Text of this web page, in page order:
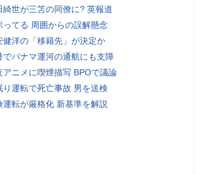
綺世が三笘の同僚に? 英報道
ってる 周囲からの誤解懸念
健洋の「移籍先」が決定か
でパナマ運河の通航にも支障
アニメに喫煙描写 BPOで議論
り運転で死亡事故 男を送検
運転が厳格化 新基準を解説